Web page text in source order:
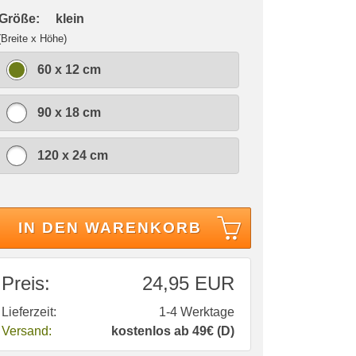
klein
x Höhe)
60 x 12 cm
90 x 18 cm
120 x 24 cm
IN DEN WARENKORB
Preis: 24,95 EUR
Lieferzeit:
1-4 Werktage
Versand:
kostenlos ab 49€ (D)